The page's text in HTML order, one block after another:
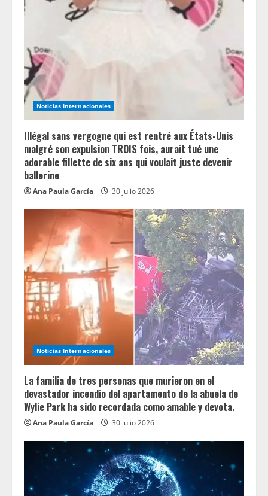
Noticias Internacionales
Illégal sans vergogne qui est rentré aux États-Unis
malgré son expulsion TROIS fois, aurait tué une
adorable fillette de six ans qui voulait juste devenir
ballerine
Ana Paula García 30 julio 2026
Noticias Internacionales
La familia de tres personas que murieron en el
devastador incendio del apartamento de la abuela de
Wylie Park ha sido recordada como amable y devota.
Ana Paula García 30 julio 2026